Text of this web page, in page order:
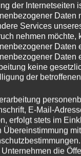
der Internetseiten
Daten
Services
nehmen möchte,
Daten
Daten
keine
der
E-Mail-
erfolgt stets im
Übereinstimmung
Unternehmen die